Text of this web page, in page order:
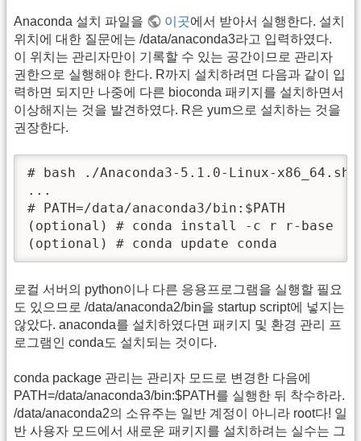
Anaconda 설치 파일을 이곳에서 받아서 실행한다. 설치
위치에 대한 질문에는 /data/anaconda3라고 입력하였다.
이 위치는 관리자만이 기록할 수 있는 공간이므로 관리자
권한으로 실행해야 한다. R까지 설치하려면 다음과 같이 입
력하면 되지만 나중에 다른 bioconda 패키지를 설치하면서
이상해지는 것을 발견하였다. R은 yum으로 설치하는 것을
권장한다.
# bash ./Anaconda3-5.1.0-Linux-x86_64.sh
...
# PATH=/data/anaconda3/bin:$PATH
(optional) # conda install -c r r-base
(optional) # conda update conda
로컬 서버의 python이나 다른 응용프로그램을 실행할 필요
도 있으므로 /data/anaconda2/bin을 startup script에 넣지는
않았다. anaconda를 설치하였다면 패키지 및 환경 관리 프
로그램인 conda도 설치되는 것이다.
conda package 관리는 관리자 모드로 변경한 다음에
PATH=/data/anaconda3/bin:$PATH를 실행한 뒤 착수하라.
/data/anaconda2의 소유주는 일반 계정이 아니라 root다! 일
반 사용자 모드에서 새로운 패키지를 설치하려는 실수는 그